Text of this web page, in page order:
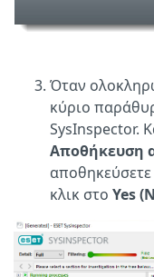
Όταν
κύριο
SysInspector.
Αποθήκευση
κλικ στο Yes